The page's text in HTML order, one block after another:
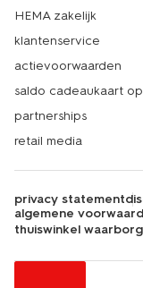
HEMA zakelijk
klantenservice
actievoorwaarden
saldo cadeaukaart
partnerships
retail media
privacy statement
algemene
thuiswinkel waarborg